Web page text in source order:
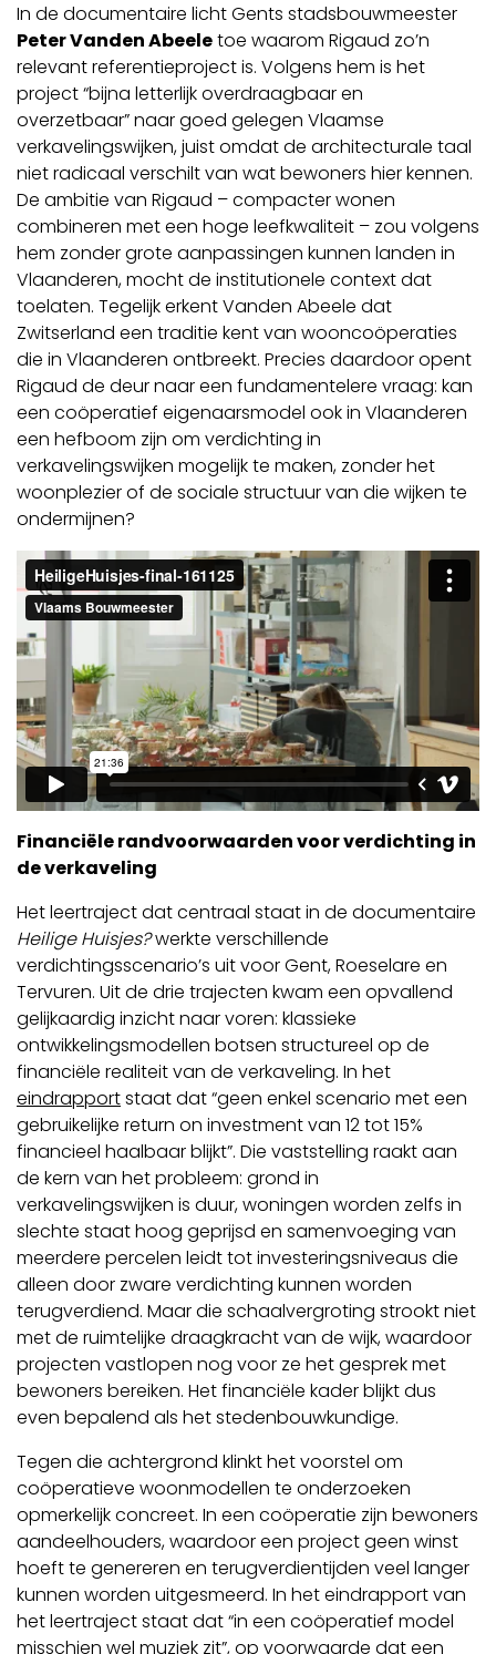
In de documentaire licht Gents stadsbouwmeester
Peter Vanden Abeeletoe waarom Rigaud zo’n
relevant referentieproject is. Volgens hem is het
project “bijna letterlijk overdraagbaar en
overzetbaar” naar goed gelegen Vlaamse
verkavelingswijken, juist omdat de architecturale taal
niet radicaal verschilt van wat bewoners hier kennen.
De ambitie van Rigaud – compacter wonen
combineren met een hoge leefkwaliteit – zou volgens
hem zonder grote aanpassingen kunnen landen in
Vlaanderen, mocht de institutionele context dat
toelaten. Tegelijk erkent Vanden Abeele dat
Zwitserland een traditie kent van wooncoöperaties
die in Vlaanderen ontbreekt. Precies daardoor opent
Rigaud de deur naar een fundamentelere vraag: kan
een coöperatief eigenaarsmodel ook in Vlaanderen
een hefboom zijn om verdichting in
verkavelingswijken mogelijk te maken, zonder het
woonplezier of de sociale structuur van die wijken te
ondermijnen?
Financiële randvoorwaarden voor verdichting in
de verkaveling
Het leertraject dat centraal staat in de documentaire
Heilige Huisjes?werkte verschillende
verdichtingsscenario’s uit voor Gent, Roeselare en
Tervuren. Uit de drie trajecten kwam een opvallend
gelijkaardig inzicht naar voren: klassieke
ontwikkelingsmodellen botsen structureel op de
financiële realiteit van de verkaveling. In het
eindrapportstaat dat “geen enkel scenario met een
gebruikelijke return on investment van 12 tot 15%
financieel haalbaar blijkt”. Die vaststelling raakt aan
de kern van het probleem: grond in
verkavelingswijken is duur, woningen worden zelfs in
slechte staat hoog geprijsd en samenvoeging van
meerdere percelen leidt tot investeringsniveaus die
alleen door zware verdichting kunnen worden
terugverdiend. Maar die schaalvergroting strookt niet
met de ruimtelijke draagkracht van de wijk, waardoor
projecten vastlopen nog voor ze het gesprek met
bewoners bereiken. Het financiële kader blijkt dus
even bepalend als het stedenbouwkundige.
Tegen die achtergrond klinkt het voorstel om
coöperatieve woonmodellen te onderzoeken
opmerkelijk concreet. In een coöperatie zijn bewoners
aandeelhouders, waardoor een project geen winst
hoeft te genereren en terugverdientijden veel langer
kunnen worden uitgesmeerd. In het eindrapport van
het leertraject staat dat “in een coöperatief model
misschien wel muziek zit”, op voorwaarde dat een